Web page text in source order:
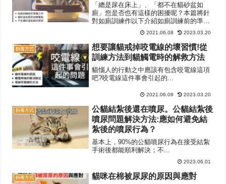
「總是尿在床上」、「都不在貓砂盆如
廁」您是否也有這樣的困擾呢？本篇將針
對如廁訓練作以下介紹如廁訓練前的準備
工作貓砂盆如廁的訓練重點不在貓砂盆如
廁的原因不論是小猫、成貓或是街猫，只
要了解貓咪不在貓砂盆如廁的原因，就有
對應的處理辦法。
2021.06.08 2023.03.20
飼養方式
想要讓貓戒掉咬電線的壞習慣!從
訓練方法到貓觸電時的解救方法
貓惱人的行動之中應該有包含咬電線這項
吧?咬電線這件事會引起的...
2021.06.09 2023.03.20
飼養方式
公貓結紮後還在噴尿。公貓結紮後
噴尿問題解決方法:應如何避免結
紮後的噴尿行為？
基本上，90%的公貓噴尿行為在接受結紮
手術後都能順利解決；不...
2023.06.01
飼養方式 貓咪在棉被尿尿的原因與應對